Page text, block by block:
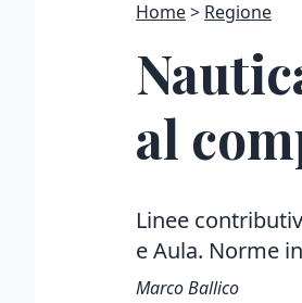
Home Regione
al
Linee
e Aula. Norme
Marco Ballico